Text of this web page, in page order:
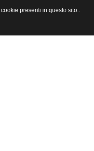
presenti in questo sito..